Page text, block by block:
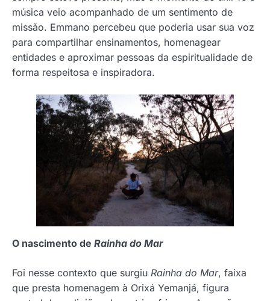
música veio acompanhado de um sentimento de
missão. Emmano percebeu que poderia usar sua voz
para compartilhar ensinamentos, homenagear
entidades e aproximar pessoas da espiritualidade de
forma respeitosa e inspiradora.
O nascimento de Rainha do Mar
Foi nesse contexto que surgiu Rainha do Mar, faixa
que presta homenagem à Orixá Yemanjá, figura